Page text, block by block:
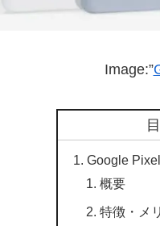
Image:”
Google
概要
特徴・メ